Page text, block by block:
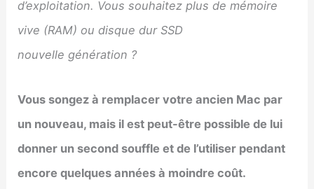
d’exploitation. Vous souhaitez plus de mémoire
vive (RAM) ou disque dur SSD
nouvelle génération ?
Vous songez à remplacer votre ancien Mac par
un nouveau, mais il est peut-être possible de lui
donner un second souffle et de l’utiliser pendant
encore quelques années à moindre coût.